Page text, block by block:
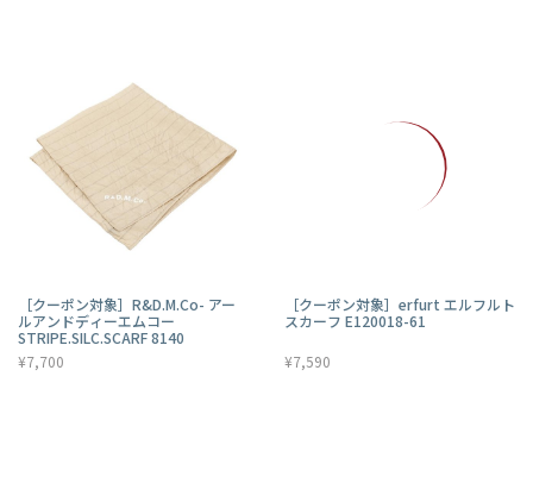
［クーポン対象］R&D.M.Co- アー
ルアンドディーエムコー
STRIPE.SILC.SCARF 8140
¥7,700
［クーポン対象］erfurt エルフルト
スカーフ E120018-61
¥7,590